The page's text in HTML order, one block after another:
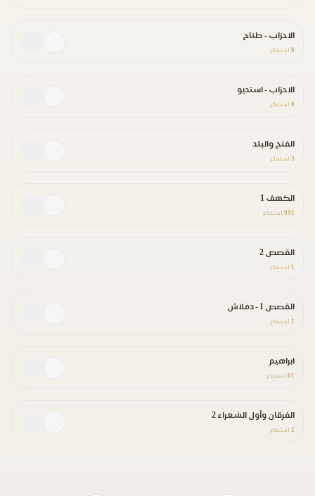
الاحزاب - طناح
0 استماع
الاحزاب - استديو
0 استماع
الفتح والبلد
3 استماع
الكهف 1
991 استماع
القصص 2
1 استماع
القصص 1 - دملاش
1 استماع
ابراهيم
81 استماع
الفرقان وأول الشعراء 2
2 استماع